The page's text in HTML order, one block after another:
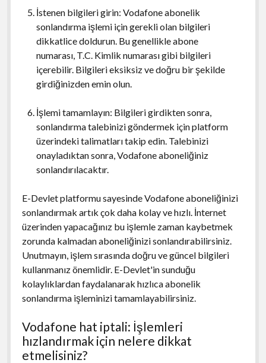
İstenen bilgileri girin: Vodafone abonelik
sonlandırma işlemi için gerekli olan bilgileri
dikkatlice doldurun. Bu genellikle abone
numarası, T.C. Kimlik numarası gibi bilgileri
içerebilir. Bilgileri eksiksiz ve doğru bir şekilde
girdiğinizden emin olun.
İşlemi tamamlayın: Bilgileri girdikten sonra,
sonlandırma talebinizi göndermek için platform
üzerindeki talimatları takip edin. Talebinizi
onayladıktan sonra, Vodafone aboneliğiniz
sonlandırılacaktır.
E-Devlet platformu sayesinde Vodafone aboneliğinizi
sonlandırmak artık çok daha kolay ve hızlı. İnternet
üzerinden yapacağınız bu işlemle zaman kaybetmek
zorunda kalmadan aboneliğinizi sonlandırabilirsiniz.
Unutmayın, işlem sırasında doğru ve güncel bilgileri
kullanmanız önemlidir. E-Devlet'in sunduğu
kolaylıklardan faydalanarak hızlıca abonelik
sonlandırma işleminizi tamamlayabilirsiniz.
Vodafone hat iptali: İşlemleri
hızlandırmak için nelere dikkat
etmelisiniz?